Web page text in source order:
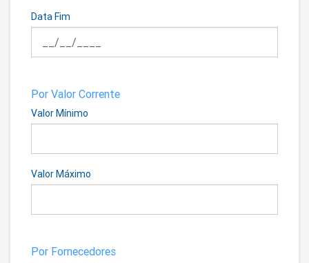
Data Fim
Por Valor Corrente
Valor Mínimo
Valor Máximo
Por Fornecedores